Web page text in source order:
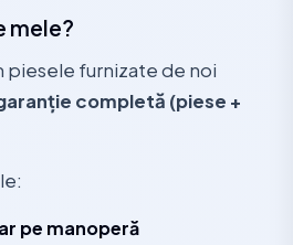
mele?
piesele furnizate de noi
completă (piese +
pe manoperă